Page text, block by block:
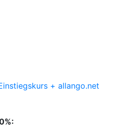
+ allango.net